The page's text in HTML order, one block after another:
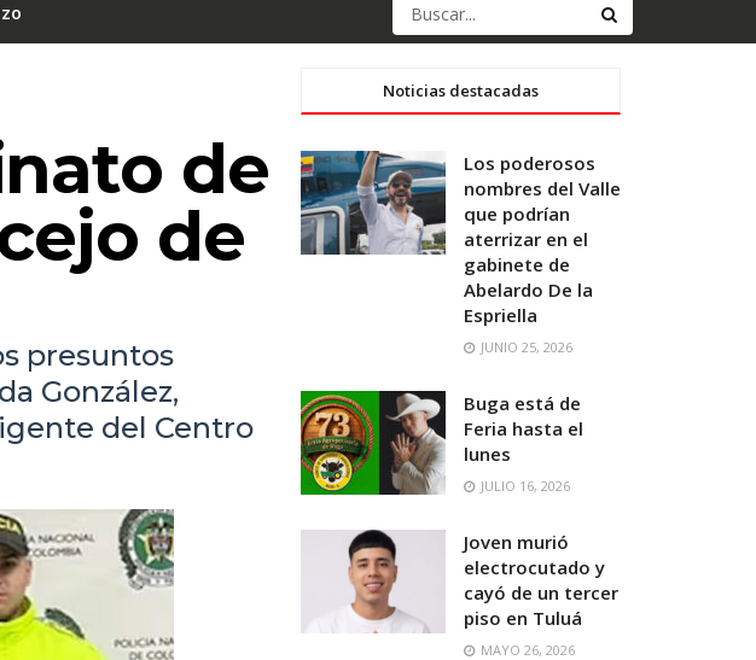
de
de
presuntos
González,
del Centro
Noticias destacadas
Los poderosos
nombres del Valle
que podrían
aterrizar en el
gabinete de
Abelardo De la
Espriella
JUNIO 25, 2026
Buga está de
Feria hasta el
lunes
JULIO 16, 2026
Joven murió
electrocutado y
cayó de un tercer
piso en Tuluá
MAYO 26, 2026